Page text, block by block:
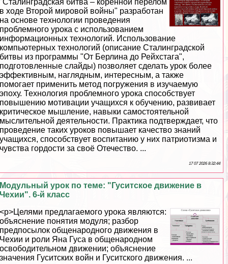
"Сталинградская битва – коренной перелом
в ходе Второй мировой войны" разработан
на основе технологии проведения
проблемного урока с использованием
информационных технологий. Использование
компьютерных технологий (описание Сталинградской
битвы из программы "От Берлина до Рейхстага",
подготовленные слайды) позволяет сделать урок более
эффективным, наглядным, интересным, а также
помогает применить метод погружения в изучаемую
эпоху. Технология проблемного урока способствует
повышению мотивации учащихся к обучению, развивает
критическое мышление, навыки самостоятельной
мыслительной деятельности. Пpaктика подтверждает, что
проведение таких уроков повышает качество знаний
учащихся, способствует воспитанию у них патриотизма и
чувства гордости за своё Отечество. ...
17 07 2026 8:32:44
Модульный урок по теме: "Гуситское движение в
Чехии". 6-й класс
<p>Целями предлагаемого урока являются:
объяснение понятия модуля; разбор
предпосылок общенародного движения в
Чехии и роли Яна Гуса в общенародном
освободительном движении; объяснение
значения Гуситских войн и Гуситского движения. ...